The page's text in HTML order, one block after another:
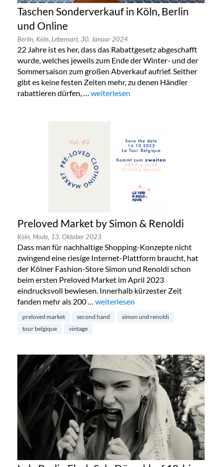
Taschen Sonderverkauf in Köln, Berlin
und Online
Berlin, Köln, Lebensart, 30. Januar 2024
22 Jahre ist es her, dass das Rabattgesetz abgeschafft
wurde, welches jeweils zum Ende der Winter- und der
Sommersaison zum großen Abverkauf aufrief. Seither
gibt es keine festen Zeiten mehr, zu denen Händler
rabattieren dürfen, … „Taschen Sonderverkauf in Köln,
weiterlesen
Preloved Market by Simon & Renoldi
Köln, Mode, 13. Oktober 2023
Dass man für nachhaltige Shopping-Konzepte nicht
zwingend eine riesige Internet-Plattform braucht, hat
der Kölner Fashion-Store Simon und Renoldi schon
beim ersten Preloved Market im April 2023
eindrucksvoll bewiesen. Innerhalb kürzester Zeit
fanden mehr als 200 … „Preloved Market by Simon &
weiterlesen
preloved market second hand
simon und renoldi
tour belgique
vintage